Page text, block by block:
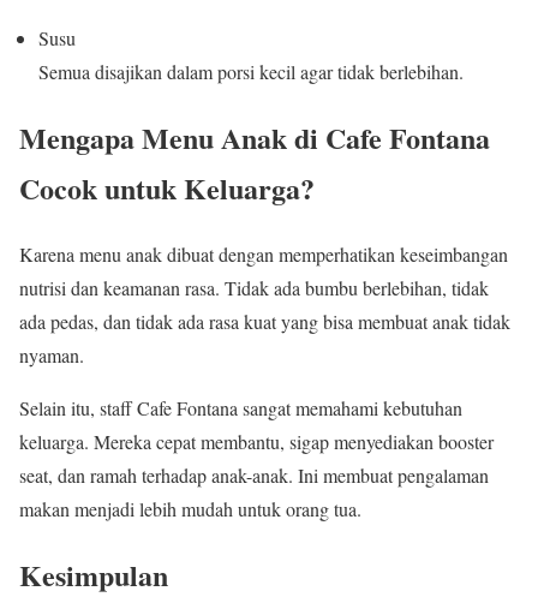
Susu
Semua disajikan dalam porsi kecil agar tidak berlebihan.
Mengapa Menu Anak di Cafe Fontana
Cocok untuk Keluarga?
Karena menu anak dibuat dengan memperhatikan keseimbangan
nutrisi dan keamanan rasa. Tidak ada bumbu berlebihan, tidak
ada pedas, dan tidak ada rasa kuat yang bisa membuat anak tidak
nyaman.
Selain itu, staff Cafe Fontana sangat memahami kebutuhan
keluarga. Mereka cepat membantu, sigap menyediakan booster
seat, dan ramah terhadap anak-anak. Ini membuat pengalaman
makan menjadi lebih mudah untuk orang tua.
Kesimpulan